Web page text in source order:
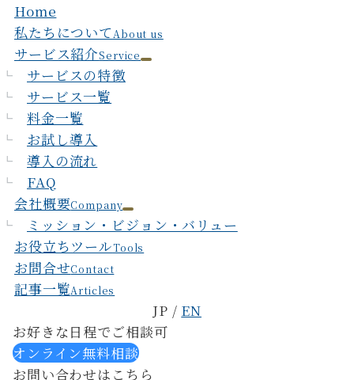
Home
私たちについてAbout us
サービス紹介Service
サービスの特徴
サービス一覧
料金一覧
お試し導入
導入の流れ
FAQ
会社概要Company
ミッション・ビジョン・バリュー
お役立ちツールTools
お問合せContact
記事一覧Articles
JP / EN
お好きな日程でご相談可
オンライン無料相談
お問い合わせはこちら